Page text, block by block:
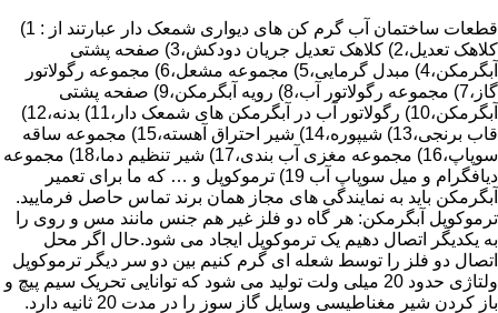
قطعات ساختمان آب گرم کن های دیواری شمعک دار عبارتند از : 1)
کلاهک تعدیل،2) کلاهک تعدیل جریان دودکش،3) صفحه پشتی
آبگرمکن،4) مبدل گرمایی،5) مجموعه مشعل،6) مجموعه رگولاتور
گاز،7) مجموعه رگولاتور آب،8) رویه آبگرمکن،9) صفحه پشتی
آبگرمکن،10) رگولاتور آب در آبگرمکن های شمعک دار،11) بدنه،12)
قاب برنجی،13) شیپوره،14) شیر احتراق آهسته،15) مجموعه ساقه
سوپاپ،16) مجموعه مغزی آب بندی،17) شیر تنظیم دما،18) مجموعه
دیافگرام و میل سوپاپ آب 19) ترموکوپل و … که ما برای تعمیر
آبگرمکن باید به نمایندگی های مجاز همان برند تماس حاصل فرمایید.
ترموکوپل آبگرمکن: هر گاه دو فلز غیر هم جنس مانند مس و روی را
به یکدیگر اتصال دهیم یک ترموکوپل ایجاد می شود.حال اگر محل
اتصال دو فلز را توسط شعله ای گرم کنیم بین دو سر دیگر ترموکوپل
ولتاژی حدود 20 میلی ولت تولید می شود که توانایی تحریک سیم پیچ و
باز کردن شیر مغناطیسی وسایل گاز سوز را در مدت 20 ثانیه دارد.